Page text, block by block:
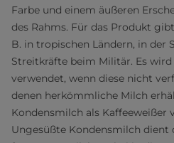
Farbe und einem äußeren
des Rahms. Für das Produkt
B. in tropischen Ländern, in der
Streitkräfte beim Militär. Es
verwendet, wenn diese nicht
denen herkömmliche Milch
Kondensmilch als Kaffeeweißer
Ungesüßte Kondensmilch dient